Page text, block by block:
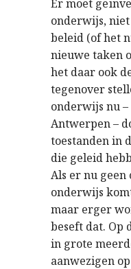
Er moet
onderwijs,
beleid (of het
nieuwe taken
het daar ook
tegenover
onderwijs nu
Antwerpen –
toestanden in
die geleid
Als er nu
onderwijs
maar erger
beseft dat. Op
in grote
aanwezigen